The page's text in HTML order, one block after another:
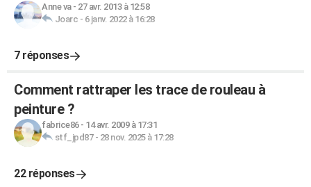
Anne va- 27 avr. 2013 à 12:58
Joarc - 6 janv. 2022 à 16:28
7 réponses
Comment rattraper les trace de rouleau à
peinture ?
fabrice86- 14 avr. 2009 à 17:31
stf_jpd87- 28 nov. 2025 à 17:28
22 réponses